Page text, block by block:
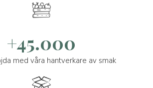
+45.000
med våra hantverkare av smak